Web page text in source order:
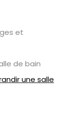
et
de bain
une salle